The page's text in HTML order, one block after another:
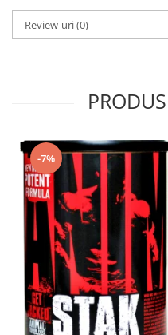
Review-uri(0)
-7%